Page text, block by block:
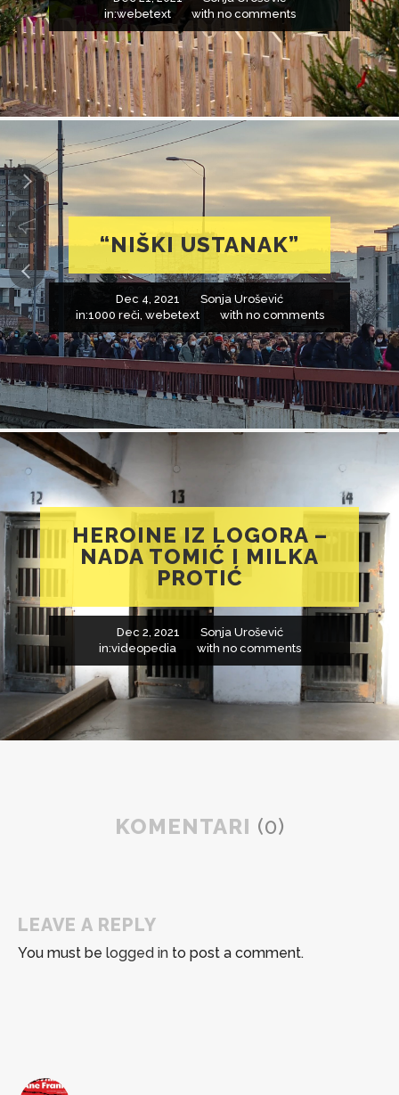
in:webetext with no comments
“NIŠKI USTANAK”
Dec 4, 2021
Sonja Urošević
in:1000 reči, webetext with no comments
HEROINE IZ LOGORA –
NADA TOMIĆ I MILKA
PROTIĆ
Dec 2, 2021
Sonja Urošević
in:videopedia with no comments
KOMENTARI (0)
LEAVE A REPLY
You must be logged in to post a comment.